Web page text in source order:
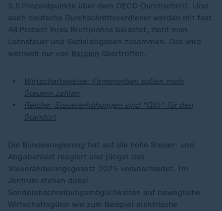
5,5 Prozentpunkte über dem OECD-Durchschnitt. Und
auch deutsche Durchschnittsverdiener werden mit fast
48 Prozent ihres Bruttolohns belastet, zieht man
Lohnsteuer und Sozialabgaben zusammen. Das wird
weltweit nur von Belgien übertroffen.
Wirtschaftsweise: Firmenerben sollen mehr
Steuern zahlen
Reiche: Steuererhöhungen sind "Gift" für den
Standort
Die Bundesregierung hat auf die hohe Steuer- und
Abgabenlast reagiert und jüngst das
Steueränderungsgesetz 2025 verabschiedet. Im
Zentrum stehen dabei
Sonderabschreibungsmöglichkeiten auf bewegliche
Wirtschaftsgüter wie zum Beispiel elektrische